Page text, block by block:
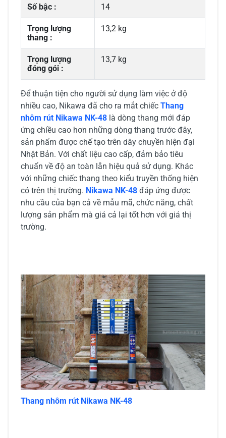
Số bậc : 14
Trọng lượng
thang :
13,2 kg
Trọng lượng
đóng gói :
13,7 kg
Để thuận tiện cho người sử dụng làm việc ở độ
nhiều cao, Nikawa đã cho ra mắt chiếc Thang
nhôm rút Nikawa NK-48 là dòng thang mới đáp
ứng chiều cao hơn những dòng thang trước đây,
sản phẩm được chế tạo trên dây chuyền hiện đại
Nhật Bản. Với chất liệu cao cấp, đảm bảo tiêu
chuẩn về độ an toàn lẫn hiệu quả sử dụng. Khác
với những chiếc thang theo kiểu truyền thống hiện
có trên thị trường. Nikawa NK-48 đáp ứng được
nhu cầu của bạn cả về mẫu mã, chức năng, chất
lượng sản phẩm mà giá cả lại tốt hơn với giá thị
trường.
Thang nhôm rút Nikawa NK-48